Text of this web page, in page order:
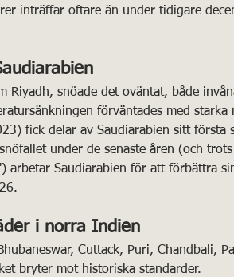
inträffar oftare än under tidigare
Riyadh, snöade det oväntat, både
förväntades med
fick delar av Saudiarabien sitt första
under de senaste åren (och
arbetar Saudiarabien för att förbättra
i norra Indien
Cuttack, Puri, Chandbali,
bryter mot historiska standarder.